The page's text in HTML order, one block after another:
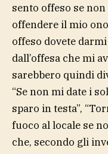
sento offeso se
offendere il mio
offeso dovete
dall’offesa che mi
sarebbero quindi
“Se non mi date i
sparo in testa”,
fuoco al locale se
che, secondo gli